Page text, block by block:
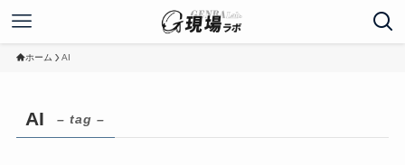
ホーム AI
AI – tag –